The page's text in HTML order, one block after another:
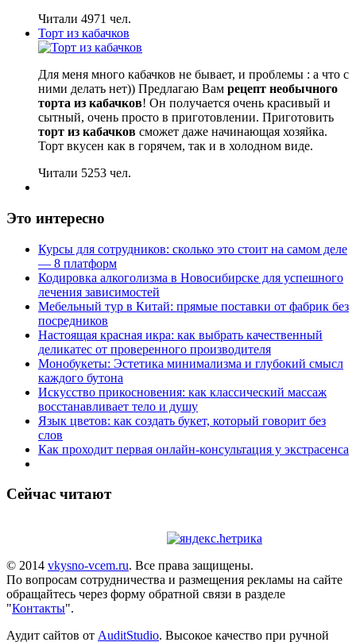
Читали 4971 чел.
Торт из кабачков
Для меня много кабачков не бывает, и проблемы : а что с
ними делать нет)) Предлагаю Вам рецепт необычного
торта из кабачков! Он получается очень красивый и
сытный, очень просто в приготовлении. Приготовить
торт из кабачков сможет даже начинающая хозяйка.
Торт вкусен как в горячем, так и в холодном виде.
Читали 5253 чел.
Это интересно
Курсы для сотрудников: сколько это стоит на самом деле
— 8 платформ
Кодировка алкоголизма в Новосибирске для успешного
лечения зависимостей
Мебельный тур в Китай: прямые поставки от фабрик без
посредников
Настоящая красная икра: как выбрать качественный
деликатес от проверенного производителя
Монобукеты: Эстетика минимализма и глубокий смысл
каждого бутона
Искусство прикосновения: как классический массаж
восстанавливает тело и душу
Язык цветов: как создать букет, который говорит без
слов
Как проходит первая онлайн-консультация у экстрасенса
Сейчас читают
© 2014 vkysno-vcem.ru. Все права защищены.
По вопросам сотрудничества и размещения рекламы на сайте
обращайтесь через форму обратной связи в разделе
"Контакты".
Аудит сайтов от AuditStudio. Высокое качество при ручной